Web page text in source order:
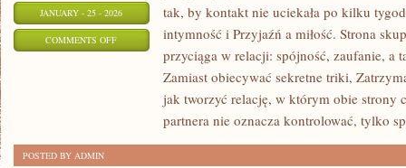
JANUARY - 25 - 2026
COMMENTS OFFON
RELACJACH
tak, by kontakt nie uciekała po kilku
intymność i Przyjaźń a miłość. Strona
przyciąga w relacji: spójność, zaufanie, a
Zamiast obiecywać sekretne triki,
jak tworzyć relację, w którym obie strony
partnera nie oznacza kontrolować, tylko
POSTED BY ADMIN